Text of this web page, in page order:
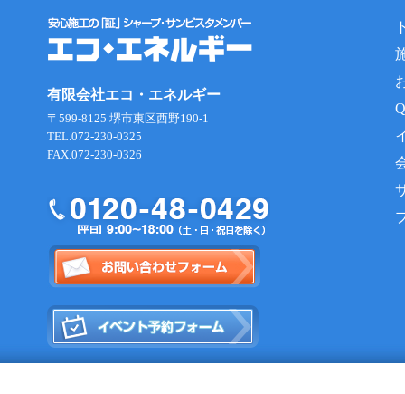
有限会社エコ・エネルギー
〒599-8125 堺市東区西野190-1
TEL.072-230-0325
FAX.072-230-0326